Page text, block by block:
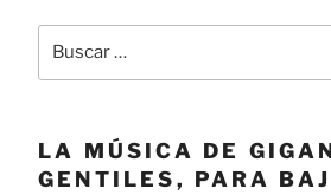
Buscar
LA MÚSICA DE
GENTILES, PARA